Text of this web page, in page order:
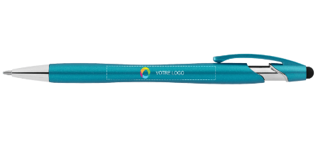
touches
fléchées